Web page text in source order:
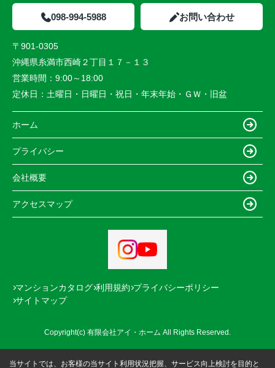
098-994-5988 お問い合わせ
〒901-0305
沖縄県糸満市西崎２丁目１７－１３
営業時間： 9:00～18:00
定休日： 土曜日・日曜日・祝日・年末年始・ＧＷ・旧盆
ホーム
プライバシー
会社概要
アクセスマップ
マンションカタログ 利用規約 プライバシーポリシー
サイトマップ
Copyright(c) 有限会社アイ・ホーム All Rights Reserved.
当サイトでは、お客様の当サイト利用状況把握、サービス向上検討を目的と